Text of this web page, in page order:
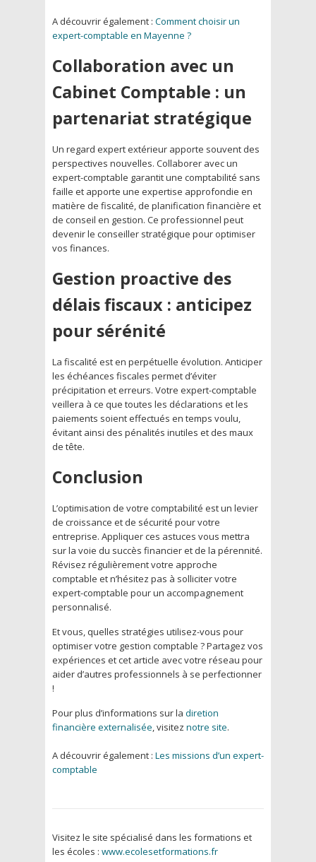
A découvrir également : Comment choisir un
expert-comptable en Mayenne ?
Collaboration avec un
Cabinet Comptable : un
partenariat stratégique
Un regard expert extérieur apporte souvent des
perspectives nouvelles. Collaborer avec un
expert-comptable garantit une comptabilité sans
faille et apporte une expertise approfondie en
matière de fiscalité, de planification financière et
de conseil en gestion. Ce professionnel peut
devenir le conseiller stratégique pour optimiser
vos finances.
Gestion proactive des
délais fiscaux : anticipez
pour sérénité
La fiscalité est en perpétuelle évolution. Anticiper
les échéances fiscales permet d’éviter
précipitation et erreurs. Votre expert-comptable
veillera à ce que toutes les déclarations et les
paiements soient effectués en temps voulu,
évitant ainsi des pénalités inutiles et des maux
de tête.
Conclusion
L’optimisation de votre comptabilité est un levier
de croissance et de sécurité pour votre
entreprise. Appliquer ces astuces vous mettra
sur la voie du succès financier et de la pérennité.
Révisez régulièrement votre approche
comptable et n’hésitez pas à solliciter votre
expert-comptable pour un accompagnement
personnalisé.
Et vous, quelles stratégies utilisez-vous pour
optimiser votre gestion comptable ? Partagez vos
expériences et cet article avec votre réseau pour
aider d’autres professionnels à se perfectionner
!
Pour plus d’informations sur la diretion
financière externalisée, visitez notre site.
A découvrir également : Les missions d’un expert-
comptable
Visitez le site spécialisé dans les formations et
les écoles : www.ecolesetformations.fr